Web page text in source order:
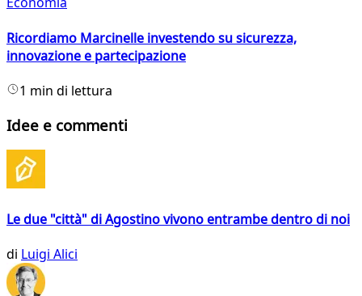
Ricordiamo Marcinelle investendo su sicurezza,
innovazione e partecipazione
1 min di lettura
Idee e commenti
Le due "città" di Agostino vivono entrambe dentro di noi
di Luigi Alici